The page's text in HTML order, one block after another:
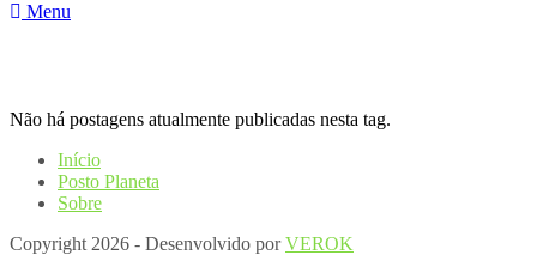
Menu
Não há postagens atualmente publicadas nesta tag.
Início
Posto Planeta
Sobre
Copyright 2026 - Desenvolvido porVEROK